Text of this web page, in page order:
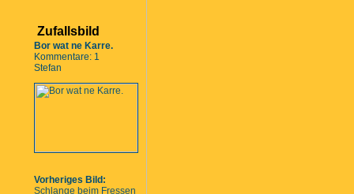
Zufallsbild
Bor wat ne Karre.
Kommentare: 1
Stefan
Vorheriges Bild:
Schlange beim Fressen